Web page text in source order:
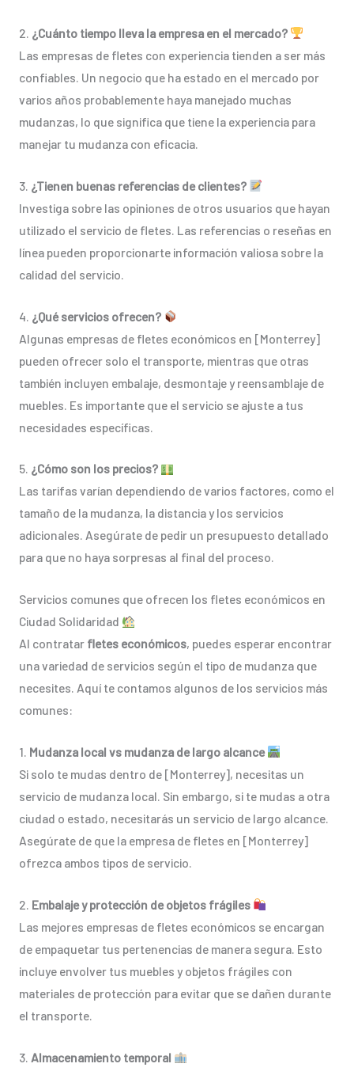
2. ¿Cuánto tiempo lleva la empresa en el mercado?
Las empresas de fletes con experiencia tienden a ser más
confiables. Un negocio que ha estado en el mercado por
varios años probablemente haya manejado muchas
mudanzas, lo que significa que tiene la experiencia para
manejar tu mudanza con eficacia.
3. ¿Tienen buenas referencias de clientes?
Investiga sobre las opiniones de otros usuarios que hayan
utilizado el servicio de fletes. Las referencias o reseñas en
línea pueden proporcionarte información valiosa sobre la
calidad del servicio.
4. ¿Qué servicios ofrecen?
Algunas empresas de fletes económicos en [Monterrey]
pueden ofrecer solo el transporte, mientras que otras
también incluyen embalaje, desmontaje y reensamblaje de
muebles. Es importante que el servicio se ajuste a tus
necesidades específicas.
5. ¿Cómo son los precios?
Las tarifas varían dependiendo de varios factores, como el
tamaño de la mudanza, la distancia y los servicios
adicionales. Asegúrate de pedir un presupuesto detallado
para que no haya sorpresas al final del proceso.
Servicios comunes que ofrecen los fletes económicos en
Ciudad Solidaridad
Al contratar fletes económicos, puedes esperar encontrar
una variedad de servicios según el tipo de mudanza que
necesites. Aquí te contamos algunos de los servicios más
comunes:
1. Mudanza local vs mudanza de largo alcance
Si solo te mudas dentro de [Monterrey], necesitas un
servicio de mudanza local. Sin embargo, si te mudas a otra
ciudad o estado, necesitarás un servicio de largo alcance.
Asegúrate de que la empresa de fletes en [Monterrey]
ofrezca ambos tipos de servicio.
2. Embalaje y protección de objetos frágiles
Las mejores empresas de fletes económicos se encargan
de empaquetar tus pertenencias de manera segura. Esto
incluye envolver tus muebles y objetos frágiles con
materiales de protección para evitar que se dañen durante
el transporte.
3. Almacenamiento temporal